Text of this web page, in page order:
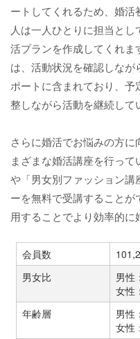
ートしてくれるため、婚
人は一人ひとりに担当と
活プランを作成してくれま
は、活動状況を確認しな
ポートに含まれており、
整しながら活動を継続して
さらに婚活でお悩みの方
まざまな婚活講座を行って
や「男女別ファッション講
ーを無料で受講すること
用することでより効率的に
会員数
男女比
男性
女性
年齢層
男性
女性